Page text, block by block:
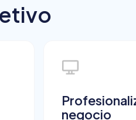
negocio